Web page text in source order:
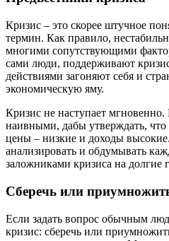
Кризис – это скорее штучное
термин. Как правило,
многими сопутствующими
сами люди, поддерживают
действиями загоняют себя и
экономическую яму.
Кризис не наступает мгновенно.
наивными, дабы утверждать,
цены – низкие и доходы
анализировать и обдумывать
заложниками кризиса на долгие
Сберечь или
Если задать вопрос обычным
кризис: сберечь или